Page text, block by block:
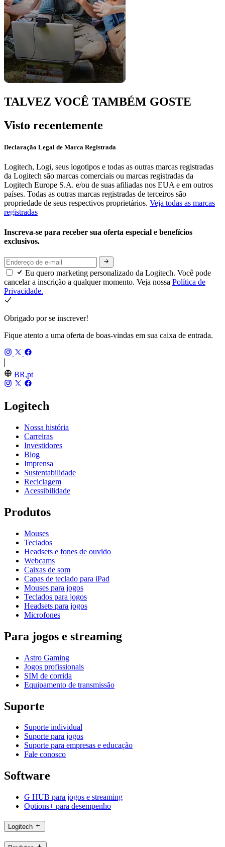
TALVEZ VOCÊ TAMBÉM GOSTE
Visto recentemente
Declaração Legal de Marca Registrada
Logitech, Logi, seus logotipos e todas as outras marcas registradas
da Logitech são marcas comerciais ou marcas registradas da
Logitech Europe S.A. e/ou de suas afiliadas nos EUA e em outros
países. Todas as outras marcas registradas de terceiros são
propriedade de seus respectivos proprietários. Veja todas as marcas
registradas
Inscreva-se para receber sua oferta especial e benefícios
exclusivos.
Eu quero marketing personalizado da Logitech. Você pode
cancelar a inscrição a qualquer momento. Veja nossa Política de
Privacidade.
Obrigado por se inscrever!
Fique atento a uma oferta de boas-vindas em sua caixa de entrada.
BR,pt
Logitech
Nossa história
Carreiras
Investidores
Blog
Imprensa
Sustentabilidade
Reciclagem
Acessibilidade
Produtos
Mouses
Teclados
Headsets e fones de ouvido
Webcams
Caixas de som
Capas de teclado para iPad
Mouses para jogos
Teclados para jogos
Headsets para jogos
Microfones
Para jogos e streaming
Astro Gaming
Jogos profissionais
SIM de corrida
Equipamento de transmissão
Suporte
Suporte individual
Suporte para jogos
Suporte para empresas e educação
Fale conosco
Software
G HUB para jogos e streaming
Options+ para desempenho
Logitech